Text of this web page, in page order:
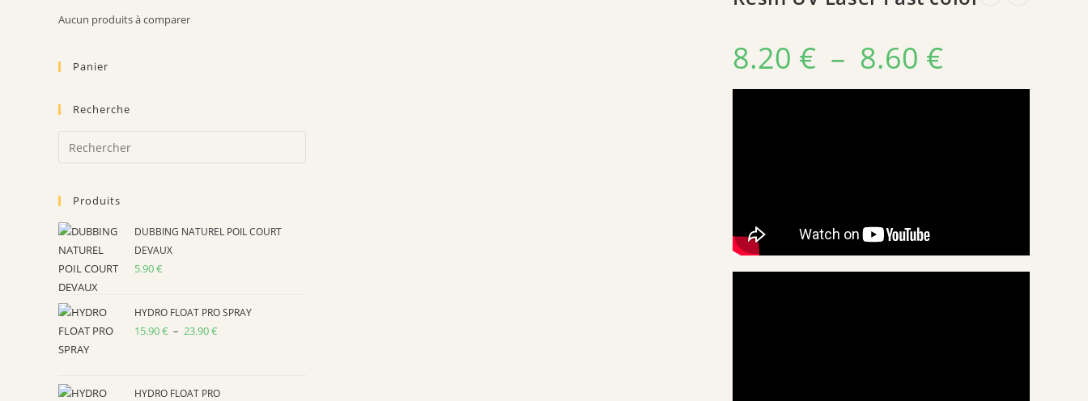
8.20 € – 8.60 €
à
Aucun produits à comparer
Panier
Recherche
Escape
Produits
DUBBING NATUREL POIL COURT
DEVAUX
5.90€
HYDRO FLOAT PRO SPRAY
15.90€ – 23.90€
15.90 €
HYDRO FLOAT PRO